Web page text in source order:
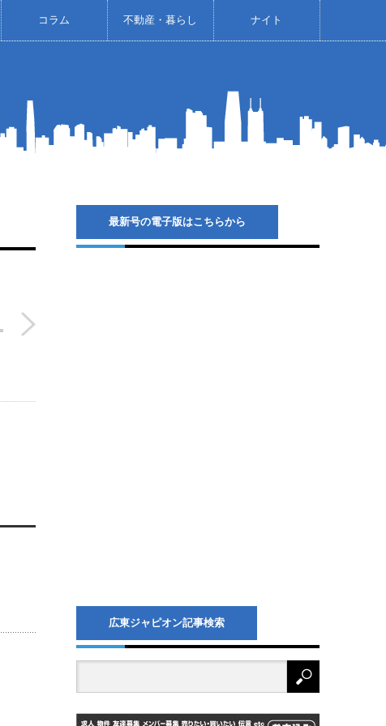
コラム 不動産・暮らし ナイト
最新号の電子版はこちらから
広東ジャピオン記事検索